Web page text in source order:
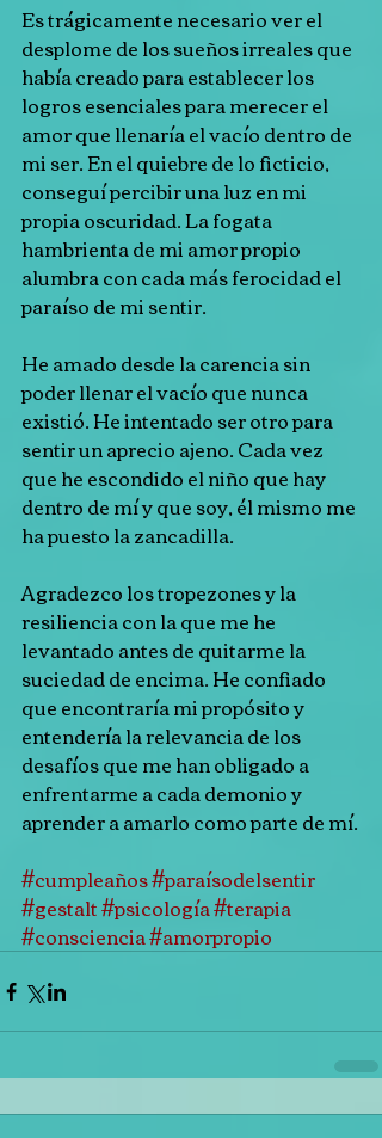
Es trágicamente necesario ver el
desplome de los sueños irreales que
había creado para establecer los
logros esenciales para merecer el
amor que llenaría el vacío dentro de
mi ser. En el quiebre de lo ficticio,
conseguí percibir una luz en mi
propia oscuridad. La fogata
hambrienta de mi amor propio
alumbra con cada más ferocidad el
paraíso de mi sentir.
He amado desde la carencia sin
poder llenar el vacío que nunca
existió. He intentado ser otro para
sentir un aprecio ajeno. Cada vez
que he escondido el niño que hay
dentro de mí y que soy, él mismo me
ha puesto la zancadilla.
Agradezco los tropezones y la
resiliencia con la que me he
levantado antes de quitarme la
suciedad de encima. He confiado
que encontraría mi propósito y
entendería la relevancia de los
desafíos que me han obligado a
enfrentarme a cada demonio y
aprender a amarlo como parte de mí.
#cumpleaños#paraísodelsentir
#gestalt#psicología#terapia
#consciencia#amorpropio